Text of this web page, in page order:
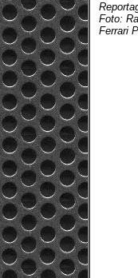
Foto:
Ferrari